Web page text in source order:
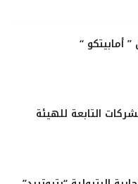
أمابيتكو “
التابعة للهيئة